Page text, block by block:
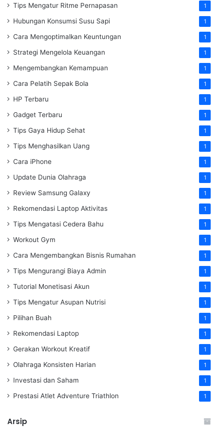
Tips Mengatur Ritme Pernapasan 1
Hubungan Konsumsi Susu Sapi 1
Cara Mengoptimalkan Keuntungan 1
Strategi Mengelola Keuangan 1
Mengembangkan Kemampuan 1
Cara Pelatih Sepak Bola 1
HP Terbaru 1
Gadget Terbaru 1
Tips Gaya Hidup Sehat 1
Tips Menghasilkan Uang 1
Cara iPhone 1
Update Dunia Olahraga 1
Review Samsung Galaxy 1
Rekomendasi Laptop Aktivitas 1
Tips Mengatasi Cedera Bahu 1
Workout Gym 1
Cara Mengembangkan Bisnis Rumahan 1
Tips Mengurangi Biaya Admin 1
Tutorial Monetisasi Akun 1
Tips Mengatur Asupan Nutrisi 1
Pilihan Buah 1
Rekomendasi Laptop 1
Gerakan Workout Kreatif 1
Olahraga Konsisten Harian 1
Investasi dan Saham 1
Prestasi Atlet Adventure Triathlon 1
Arsip